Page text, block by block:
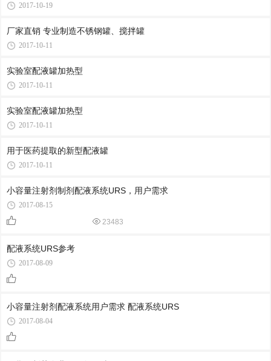
2017-10-19
厂家直销 专业制造不锈钢罐、搅拌罐
2017-10-11
实验室配液罐加热型
2017-10-11
实验室配液罐加热型
2017-10-11
用于医药提取的新型配液罐
2017-10-11
小容量注射剂制剂配液系统URS，用户需求
2017-08-15
23483
配液系统URS参考
2017-08-09
小容量注射剂配液系统用户需求 配液系统URS
2017-08-04